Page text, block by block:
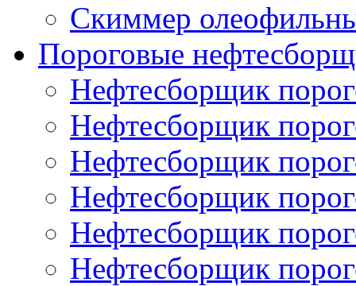
Скиммер
Пороговые
Нефтесборщик
Нефтесборщик
Нефтесборщик
Нефтесборщик
Нефтесборщик
Нефтесборщик